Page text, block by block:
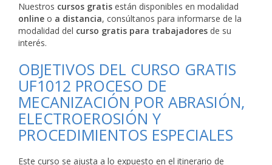
Nuestros cursos gratis están disponibles en modalidad
online o a distancia, consúltanos para informarse de la
modalidad del curso gratis para trabajadores de su
interés.
OBJETIVOS DEL CURSO GRATIS
UF1012 PROCESO DE
MECANIZACIÓN POR ABRASIÓN,
ELECTROEROSIÓN Y
PROCEDIMIENTOS ESPECIALES
Este curso se ajusta a lo expuesto en el itinerario de